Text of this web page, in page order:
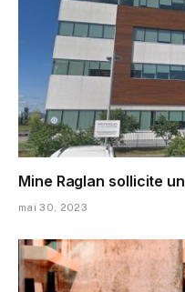
Mine Raglan sollicite
mai 30, 2023